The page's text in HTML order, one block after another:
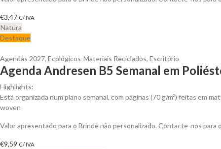
€3,47 C/ IVA
Natura
Destaque
Agendas 2027, Ecológicos-Materiais Reciclados, Escritório
Agenda Andresen B5 Semanal em
Highlights:
Está organizada num plano semanal, com páginas (70 g/m²) feitas em
woven
Valor apresentado para o Brinde não personalizado. Contacte-nos
€9,59 C/ IVA